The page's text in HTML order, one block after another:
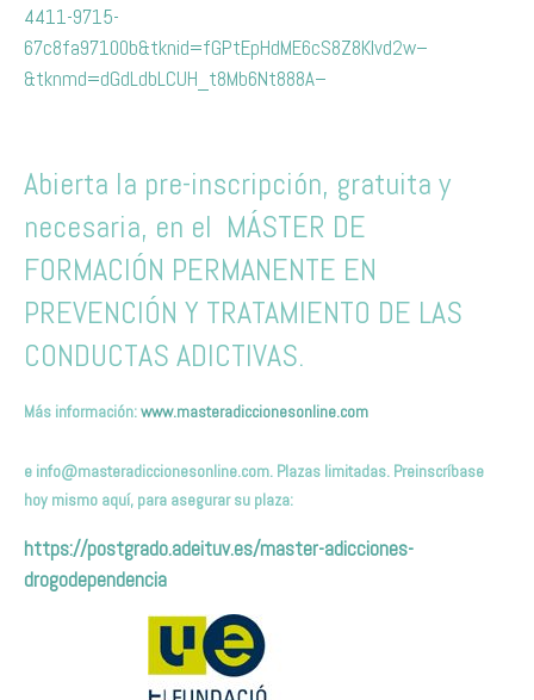
4411-9715-
67c8fa97100b&tknid=fGPtEpHdME6cS8Z8Klvd2w–
&tknmd=dGdLdbLCUH_t8Mb6Nt888A–
Abierta la pre-inscripción, gratuita y
necesaria, en el MÁSTER DE
FORMACIÓN PERMANENTE EN
PREVENCIÓN Y TRATAMIENTO DE LAS
CONDUCTAS ADICTIVAS.
Más información:www.masteradiccionesonline.com
e info@masteradiccionesonline.com. Plazas limitadas. Preinscríbase
hoy mismo aquí, para asegurar su plaza:
https://postgrado.adeituv.es/master-adicciones-
drogodependencia